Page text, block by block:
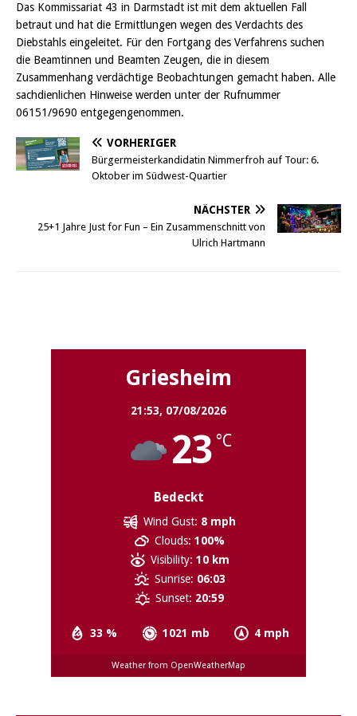
Das Kommissariat 43 in Darmstadt ist mit dem aktuellen Fall
betraut und hat die Ermittlungen wegen des Verdachts des
Diebstahls eingeleitet. Für den Fortgang des Verfahrens suchen
die Beamtinnen und Beamten Zeugen, die in diesem
Zusammenhang verdächtige Beobachtungen gemacht haben. Alle
sachdienlichen Hinweise werden unter der Rufnummer
06151/9690 entgegengenommen.
VORHERIGER
Bürgermeisterkandidatin Nimmerfroh auf Tour: 6.
Oktober im Südwest-Quartier
NÄCHSTER
25+1 Jahre Just for Fun – Ein Zusammenschnitt von
Ulrich Hartmann
Griesheim
21:53, 07/08/2026
23 °C
Bedeckt
33 % 1021 mb 4 mph
Wind Gust: 8 mph
Clouds: 100%
Visibility: 10 km
Sunrise: 06:03
Sunset: 20:59
Weather from OpenWeatherMap